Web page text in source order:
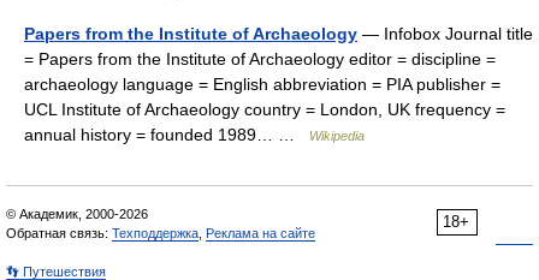
Papers from the Institute of Archaeology — Infobox Journal title
= Papers from the Institute of Archaeology editor = discipline =
archaeology language = English abbreviation = PIA publisher =
UCL Institute of Archaeology country = London, UK frequency =
annual history = founded 1989… …
Wikipedia
18+
© Академик, 2000-2026
Обратная связь: Техподдержка Реклама на сайте
👣 Путешествия